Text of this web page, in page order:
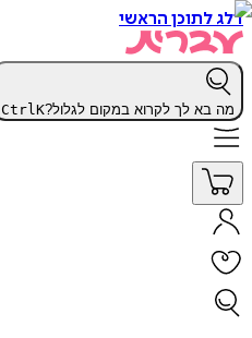
דלג לתוכן הראשי
מה בא לך לקרוא במקום לגלול? CtrlK